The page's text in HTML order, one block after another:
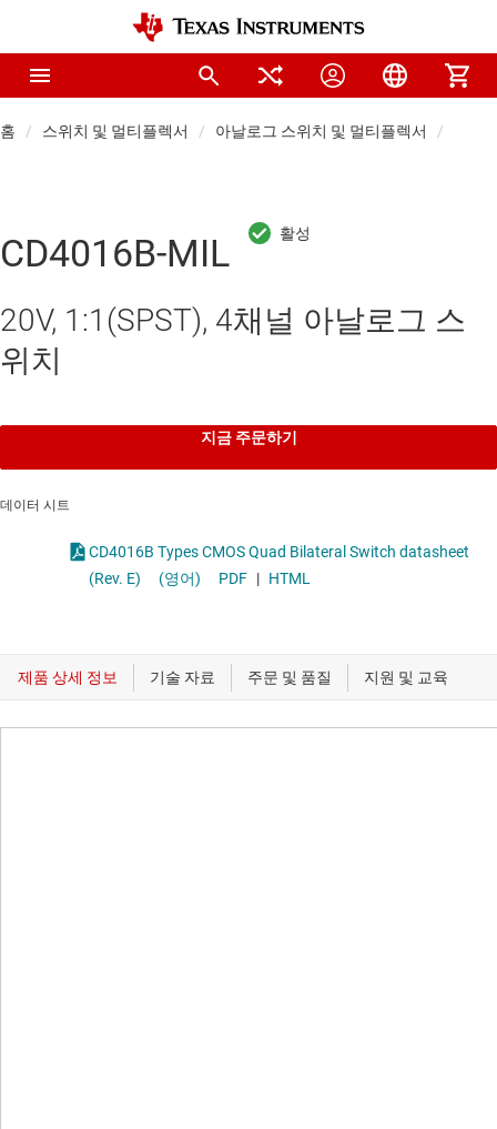
홈 스위치 및 멀티플렉서 아날로그 스위치 및 멀티플렉서
CD4016B-MIL
20V, 1:1(SPST), 4채널 아날로그 스
위치
지금 주문하기
데이터 시트
CD4016B Types CMOS Quad Bilateral Switch datasheet
(Rev. E)
(영어) PDF | HTML